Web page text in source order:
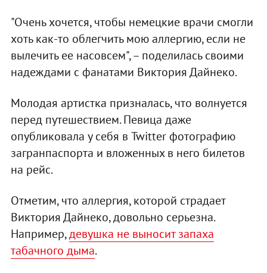
"Очень хочется, чтобы немецкие врачи смогли
хоть как-то облегчить мою аллергию, если не
вылечить ее насовсем", – поделилась своими
надеждами с фанатами Виктория Дайнеко.
Молодая артистка призналась, что волнуется
перед путешествием. Певица даже
опубликовала у себя в Twitter фотографию
загранпаспорта и вложенных в него билетов
на рейс.
Отметим, что аллергия, которой страдает
Виктория Дайнеко, довольно серьезна.
Например,девушка не выносит запаха
табачного дыма.